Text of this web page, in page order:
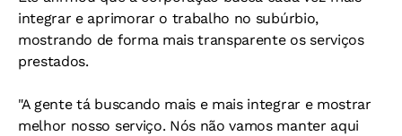
integrar e aprimorar o trabalho no subúrbio,
mostrando de forma mais transparente os serviços
prestados.
"A gente tá buscando mais e mais integrar e mostrar
melhor nosso serviço. Nós não vamos manter aqui